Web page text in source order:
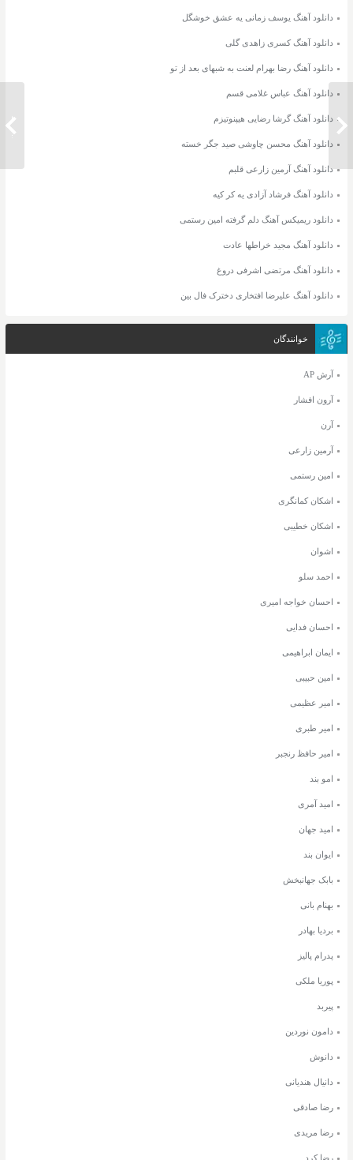
وصیت
دانلود ریمیکس آهنگ آتش رضا بهرام
دانلود آهنگ یوسف زمانی یه عشق خوشگل
دانلود آهنگ کسری زاهدی گلی
دانلود آهنگ رضا بهرام لعنت به شبهای بعد از تو
دانلود آهنگ عباس غلامی قسم
دانلود آهنگ گرشا رضایی هیپنوتیزم
دانلود آهنگ محسن چاوشی صید جگر خسته
دانلود آهنگ آرمین زارعی قلبم
دانلود آهنگ فرشاد آزادی یه کر کیه
دانلود ریمیکس آهنگ دلم گرفته امین رستمی
دانلود آهنگ مجید خراطها عادت
دانلود آهنگ مرتضی اشرفی دروغ
دانلود آهنگ علیرضا افتخاری دخترک فال بین
خوانندگان
آرش AP
آرون افشار
آرن
آرمین زارعی
امین رستمی
اشکان کمانگری
اشکان خطیبی
اشوان
احمد سلو
احسان خواجه امیری
احسان فدایی
ایمان ابراهیمی
امین حبیبی
امیر عظیمی
امیر طبری
امیر حافظ رنجبر
امو بند
امید آمری
امید جهان
ایوان بند
بابک جهانبخش
بهنام بانی
بردیا بهادر
پدرام پالیز
پوریا ملکی
پیربد
دامون نوردین
دانوش
دانیال هندیانی
رضا صادقی
رضا مریدی
رضا کرد